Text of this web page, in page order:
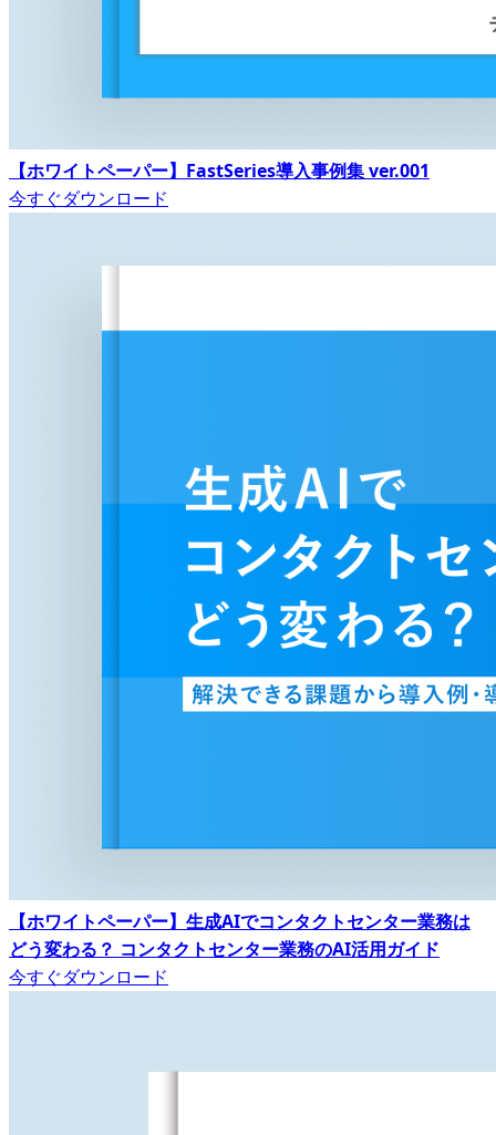
【ホワイトペーパー】FastSeries導入事例集 ver.001
今すぐダウンロード
【ホワイトペーパー】生成AIでコンタクトセンター業務は
どう変わる？ コンタクトセンター業務のAI活用ガイド
今すぐダウンロード